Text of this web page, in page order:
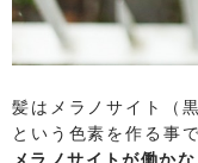
髪はメラノサイト（
という色素を作る事